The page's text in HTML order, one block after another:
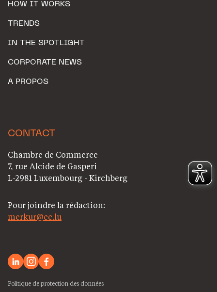
HOW IT WORKS
TRENDS
IN THE SPOTLIGHT
CORPORATE NEWS
A PROPOS
CONTACT
Chambre de Commerce
7, rue Alcide de Gasperi
L-2981 Luxembourg - Kirchberg
Pour joindre la rédaction:
merkur@cc.lu
Politique de protection des données